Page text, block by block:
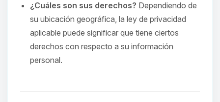
¿Cuáles son sus derechos? Dependiendo de
su ubicación geográfica, la ley de privacidad
aplicable puede significar que tiene ciertos
derechos con respecto a su información
personal.